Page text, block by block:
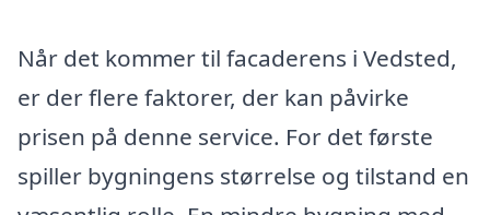
Når det kommer til facaderens i Vedsted,
er der flere faktorer, der kan påvirke
prisen på denne service. For det første
spiller bygningens størrelse og tilstand en